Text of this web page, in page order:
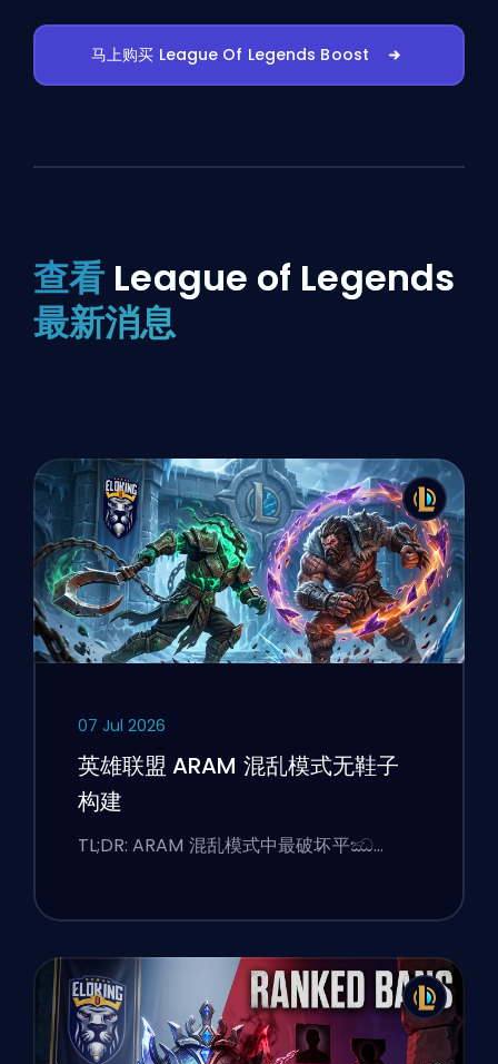
马上购买 League Of Legends Boost
查看 League of Legends
最新消息
07 Jul 2026
英雄联盟 ARAM 混乱模式无鞋子
构建
TL;DR: ARAM 混乱模式中最破坏平ඣ…